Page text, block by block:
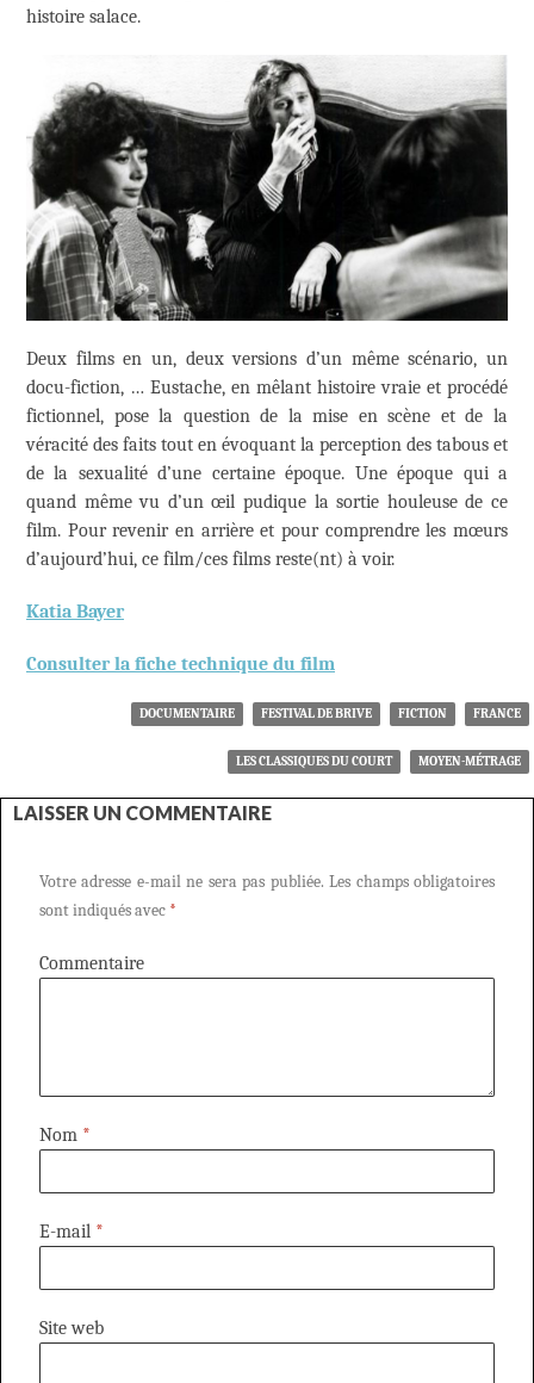
histoire salace.
Deux films en un, deux versions d’un même scénario, un
docu-fiction, … Eustache, en mêlant histoire vraie et procédé
fictionnel, pose la question de la mise en scène et de la
véracité des faits tout en évoquant la perception des tabous et
de la sexualité d’une certaine époque. Une époque qui a
quand même vu d’un œil pudique la sortie houleuse de ce
film. Pour revenir en arrière et pour comprendre les mœurs
d’aujourd’hui, ce film/ces films reste(nt) à voir.
Katia Bayer
Consulter la fiche technique du film
DOCUMENTAIRE FESTIVAL DE BRIVE FICTION FRANCE
LES CLASSIQUES DU COURT MOYEN-MÉTRAGE
LAISSER UN COMMENTAIRE
Votre adresse e-mail ne sera pas publiée. Les champs obligatoires
sont indiqués avec *
Commentaire
Nom *
E-mail *
Site web